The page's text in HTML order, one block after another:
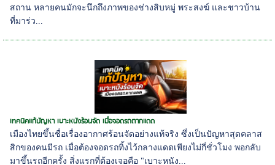
สถาน หลายคนมักจะนึกถึงภาพของช่างสิบหมู่ พระสงฆ์ และชาวบ้าน
ที่มาร่ว...
เทคนิคแก้ปัญหา เบาะหนังร้อนจัด เมื่อจอดรถตากแดด
เมืองไทยขึ้นชื่อเรื่องอากาศร้อนจัดอย่างแท้จริง ซึ่งเป็นปัญหาสุดคลาส
สิกของคนมีรถ เมื่อต้องจอดรถทิ้งไว้กลางแดดเพียงไม่กี่ชั่วโมง พอกลับ
มาขึ้นรถอีกครั้ง สิ่งแรกที่ต้องเจอคือ "เบาะหนัง...